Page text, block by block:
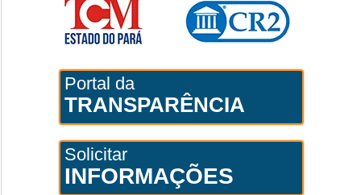
Portal da
TRANSPARÊNCIA
Solicitar
INFORMAÇÕES